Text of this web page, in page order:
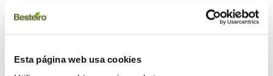
Esta página web usa cookies
El Shabby Chic es un estilo romántico inspirado en las
grandes casas de campo de Gran Bretaña que mezcla
pero dándole protagonismo al blanco. Hazte con piezas